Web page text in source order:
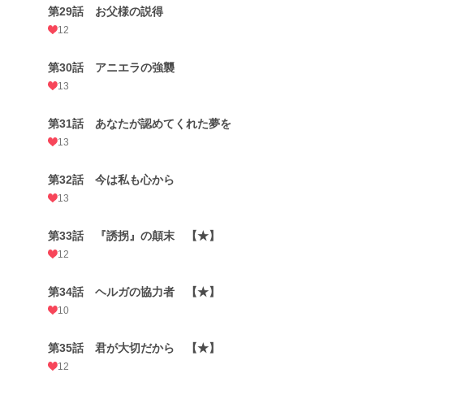
第29話 お父様の説得
12
第30話 アニエラの強襲
13
第31話 あなたが認めてくれた夢を
13
第32話 今は私も心から
13
第33話 『誘拐』の顛末 【★】
12
第34話 ヘルガの協力者 【★】
10
第35話 君が大切だから 【★】
12